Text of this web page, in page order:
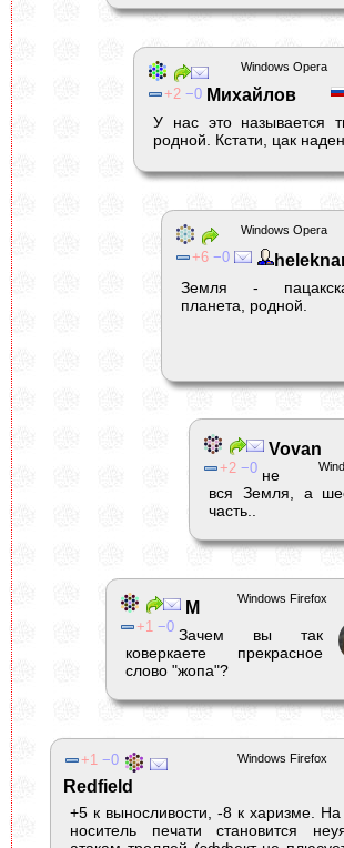
Windows Opera
2 0 Михайлов
У нас это называется
родной. Кстати, цак
Windows Opera
6 0
Земля -
планета, родной.
2 0
Vovan
не
вся Земля, а
часть..
Windows Firefox
1 0
М
Зачем вы так
коверкаете прекрасное
слово "жопа"?
Windows Firefox
1 0
Redfield
+5 к выносливости, -8 к харизме.
носитель печати становится